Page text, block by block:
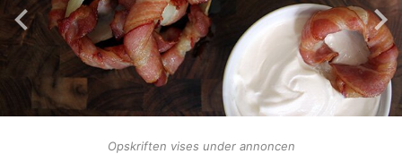
Opskriften vises under annoncen